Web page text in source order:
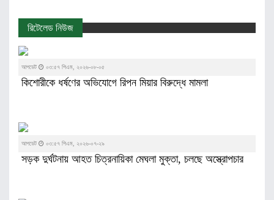
রিটেলেড নিউজ
আপডেট ০৩:৫৭ পিএম, ২০২৬-০৮-০৫
কিশোরীকে ধর্ষণের অভিযোগে রিপন মিয়ার বিরুদ্ধে মামলা
আপডেট ০৩:৫৭ পিএম, ২০২৬-০৭-২৯
সড়ক দুর্ঘটনায় আহত চিত্রনায়িকা মেঘলা মুক্তা, চলছে অস্ত্রোপচার